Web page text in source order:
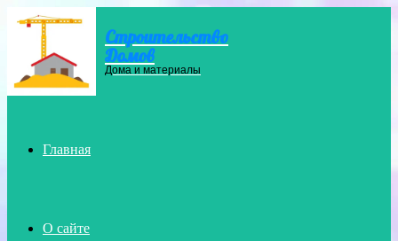
Строительство
Домов
Дома и материалы
Главная
О сайте